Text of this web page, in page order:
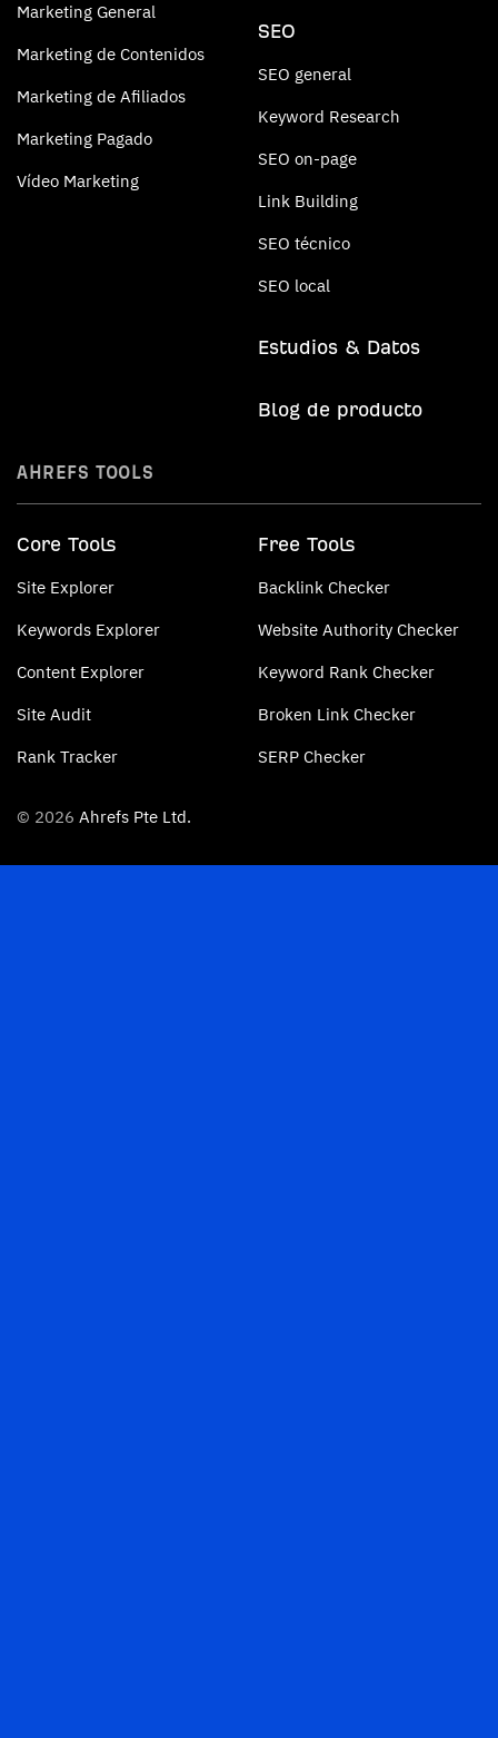
© 2026 Ahrefs Pte Ltd.
Marketing General
Marketing de Contenidos
Marketing de Afiliados
Marketing Pagado
Vídeo Marketing
SEO
SEO general
Keyword Research
SEO on-page
Link Building
SEO técnico
SEO local
Estudios & Datos
Blog de producto
AHREFS TOOLS
Core Tools
Site Explorer
Keywords Explorer
Content Explorer
Site Audit
Rank Tracker
Free Tools
Backlink Checker
Website Authority Checker
Keyword Rank Checker
Broken Link Checker
SERP Checker